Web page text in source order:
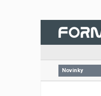
Novinky
26.07.2026